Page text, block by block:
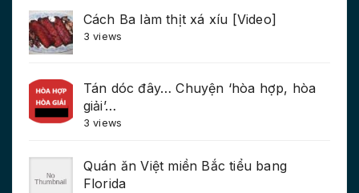
Cách Ba làm thịt xá xíu [Video]
3 views
Tán dóc đây… Chuyện ‘hòa hợp, hòa
giải’…
3 views
Quán ăn Việt miền Bắc tiểu bang
Florida